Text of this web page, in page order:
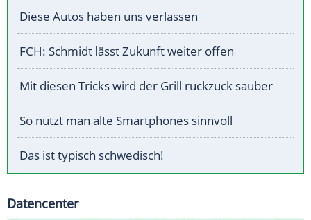
Diese Autos haben uns verlassen
FCH: Schmidt lässt Zukunft weiter offen
Mit diesen Tricks wird der Grill ruckzuck sauber
So nutzt man alte Smartphones sinnvoll
Das ist typisch schwedisch!
Datencenter